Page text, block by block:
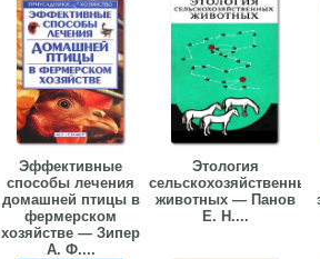
Эффективные
способы лечения
домашней птицы в
фермерском
хозяйстве — Зипер
А. Ф....
Этология
сельскохозяйственных
животных — Панов
Е. Н....